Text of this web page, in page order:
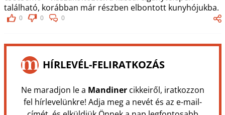
található, korábban már részben elbontott kunyhójukba.
0 0 0
HÍRLEVÉL-FELIRATKOZÁS
Ne maradjon le a Mandinercikkeiről, iratkozzon
fel hírlevelünkre! Adja meg a nevét és az e-mail-